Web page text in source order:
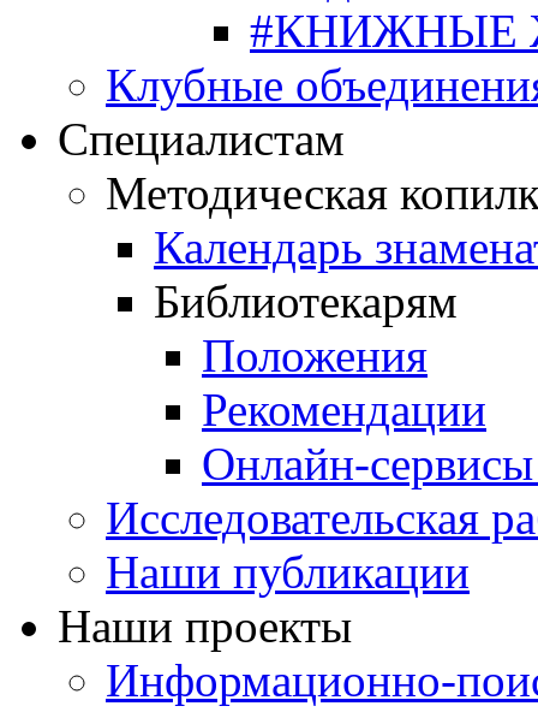
#КНИЖНЫЕ
Клубные
Специалистам
Методическая
Календарь
Библиотекарям
Положения
Рекомендации
Онлайн-сервисы
Исследовательская
Наши публикации
Наши проекты
Информационно-